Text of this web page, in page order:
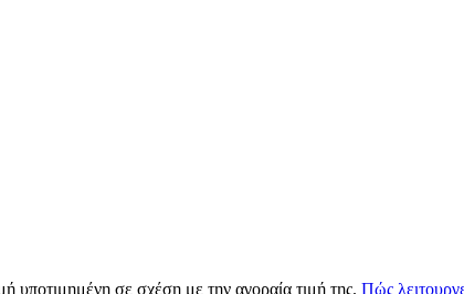
υποτιμημένη σε σχέση με την αγοραία τιμή της. Πώς